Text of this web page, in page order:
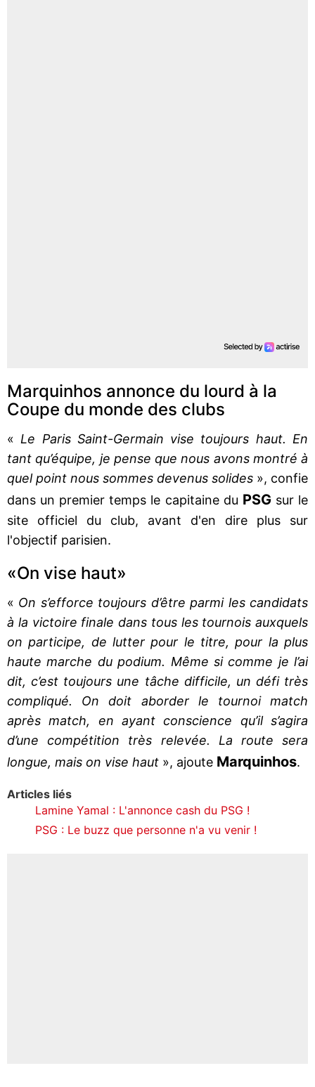
Marquinhos annonce du lourd à la
Coupe du monde des clubs
« Le Paris Saint-Germain vise toujours haut. En
tant qu’équipe, je pense que nous avons montré à
quel point nous sommes devenus solides », confie
dans un premier temps le capitaine du PSG sur le
site officiel du club, avant d'en dire plus sur
l'objectif parisien.
«On vise haut»
« On s’efforce toujours d’être parmi les candidats
à la victoire finale dans tous les tournois auxquels
on participe, de lutter pour le titre, pour la plus
haute marche du podium. Même si comme je l’ai
dit, c’est toujours une tâche difficile, un défi très
compliqué. On doit aborder le tournoi match
après match, en ayant conscience qu’il s’agira
d’une compétition très relevée. La route sera
longue, mais on vise haut », ajoute Marquinhos.
Articles liés
Lamine Yamal : L'annonce cash du PSG !
PSG : Le buzz que personne n'a vu venir !